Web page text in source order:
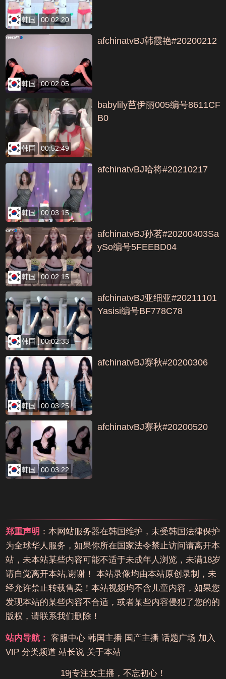
韩国 00:02:20
韩国 00:02:05
afchinatvBJ韩霞艳#20200212
韩国 00:52:49
babylily芭伊丽005编号8611CF
B0
韩国 00:03:15
afchinatvBJ哈将#20210217
韩国 00:02:15
afchinatvBJ孙茗#20200403Sa
ySo编号5FEEBD04
韩国 00:02:33
afchinatvBJ亚细亚#20211101
Yasisi编号BF778C78
韩国 00:03:25
afchinatvBJ赛秋#20200306
韩国 00:03:22
afchinatvBJ赛秋#20200520
郑重声明 ：本网站服务器在韩国维护，未受韩国法律保护
为全球华人服务，如果你所在国家法令禁止访问请离开本
站，未本站某些内容可能不适于未成年人浏览，未满18岁
请自觉离开本站,谢谢！ 本站录像均由本站原创录制，未
经允许禁止转载售卖！本站视频均不含儿童内容，如果您
发现本站的某些内容不合适，或者某些内容侵犯了您的的
版权，请联系我们删除！
站内导航： 客服中心 韩国主播 国产主播 话题广场 加入
VIP 分类频道 站长说 关于本站
19j专注女主播，不忘初心！